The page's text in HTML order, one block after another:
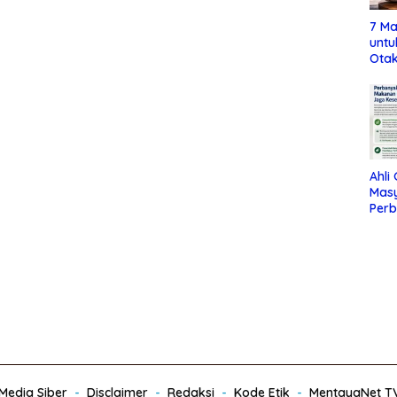
7
Ahli
Siber Disclaimer Redaksi Kode Etik MentayaNet